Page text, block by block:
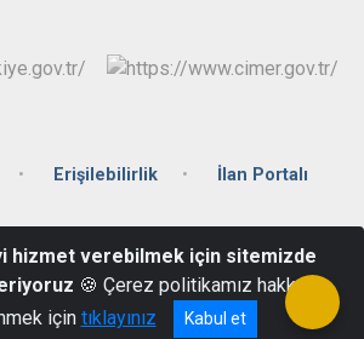
Erişilebilirlik İlan Portalı
Çal/Denizli
02587513001
hizmet verebilmek için sitemizde
🍪 Çerez politikamız hakkında
için tıklayınız Kabul et